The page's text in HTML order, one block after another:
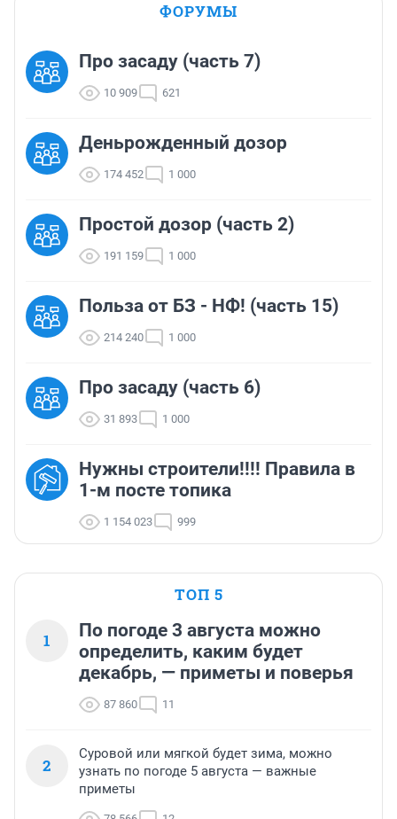
ФОРУМЫ
Про засаду (часть 7)
10 909 621
Деньрожденный дозор
174 452 1 000
Простой дозор (часть 2)
191 159 1 000
Польза от БЗ - НФ! (часть 15)
214 240 1 000
Про засаду (часть 6)
31 893 1 000
Нужны строители!!!! Правила в
1-м посте топика
1 154 023 999
ТОП 5
1
По погоде 3 августа можно
определить, каким будет
декабрь, — приметы и поверья
87 860 11
2
Суровой или мягкой будет зима, можно
узнать по погоде 5 августа — важные
приметы